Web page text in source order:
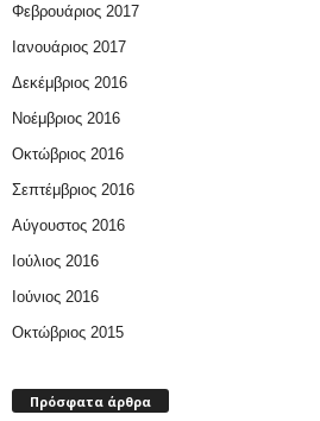
Φεβρουάριος 2017
Ιανουάριος 2017
Δεκέμβριος 2016
Νοέμβριος 2016
Οκτώβριος 2016
Σεπτέμβριος 2016
Αύγουστος 2016
Ιούλιος 2016
Ιούνιος 2016
Οκτώβριος 2015
Πρόσφατα άρθρα